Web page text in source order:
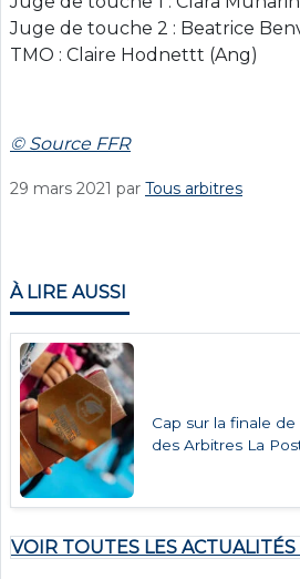
Juge de touche 2 : Beatrice
TMO : Claire Hodnettt (Ang)
© Source FFR
29 mars 2021 par Tous arbitres
À LIRE AUSSI
Cap sur la finale
des Arbitres La
VOIR TOUTES LES ACTUALITÉS